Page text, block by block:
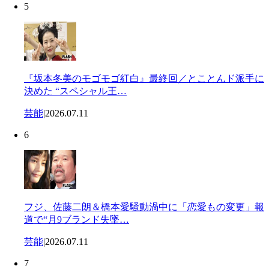
5
『坂本冬美のモゴモゴ紅白』最終回／とことんド派手に
決めた “スペシャル王…
芸能|2026.07.11
6
フジ、佐藤二朗＆橋本愛騒動渦中に「恋愛もの変更」報
道で“月9ブランド失墜…
芸能|2026.07.11
7